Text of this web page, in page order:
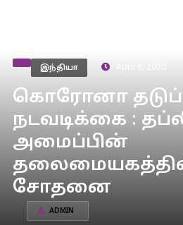
இந்தியா
கொரோனா
நடவடிக்கை :
அமைப்பின்
சோதனை
ADMIN